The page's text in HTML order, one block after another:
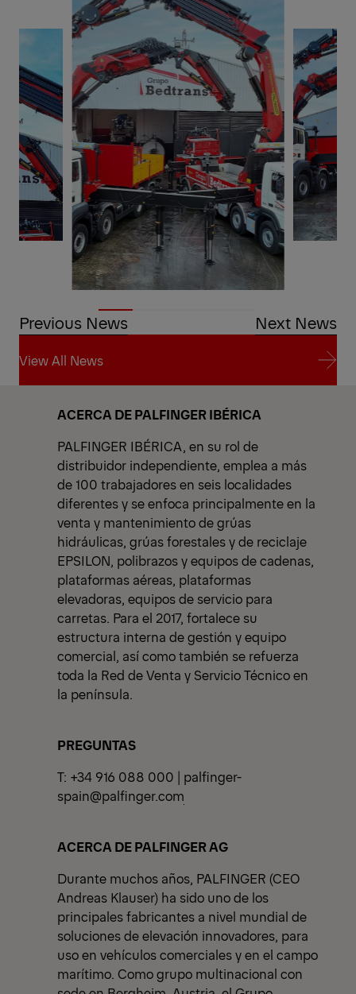
Previous News Next News
View All News
View All News
ACERCA DE PALFINGER IBÉRICA
PALFINGER IBÉRICA, en su rol de
distribuidor independiente, emplea a más
de 100 trabajadores en seis localidades
diferentes y se enfoca principalmente en la
venta y mantenimiento de grúas
hidráulicas, grúas forestales y de reciclaje
EPSILON, polibrazos y equipos de cadenas,
plataformas aéreas, plataformas
elevadoras, equipos de servicio para
carretas. Para el 2017, fortalece su
estructura interna de gestión y equipo
comercial, así como también se refuerza
toda la Red de Venta y Servicio Técnico en
la península.
PREGUNTAS
T: +34 916 088 000 | palfinger-
spain@palfinger.com
ACERCA DE PALFINGER AG
Durante muchos años, PALFINGER (CEO
Andreas Klauser) ha sido uno de los
principales fabricantes a nivel mundial de
soluciones de elevación innovadores, para
uso en vehículos comerciales y en el campo
marítimo. Como grupo multinacional con